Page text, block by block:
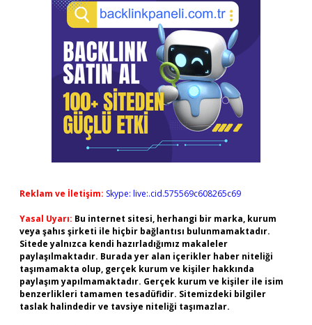
Reklam ve İletişim: Skype: live:.cid.575569c608265c69
Yasal Uyarı: Bu internet sitesi, herhangi bir marka, kurum
veya şahıs şirketi ile hiçbir bağlantısı bulunmamaktadır.
Sitede yalnızca kendi hazırladığımız makaleler
paylaşılmaktadır. Burada yer alan içerikler haber niteliği
taşımamakta olup, gerçek kurum ve kişiler hakkında
paylaşım yapılmamaktadır. Gerçek kurum ve kişiler ile isim
benzerlikleri tamamen tesadüfidir. Sitemizdeki bilgiler
taslak halindedir ve tavsiye niteliği taşımazlar.